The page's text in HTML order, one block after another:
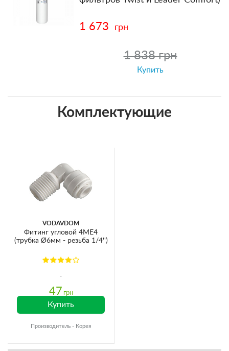
1 673 грн
1 838 грн
Купить
Комплектующие
VODAVDOM
Фитинг угловой 4ME4
(трубка Ø6мм - резьба 1/4'')
47 грн
Купить
Производитель - Корея